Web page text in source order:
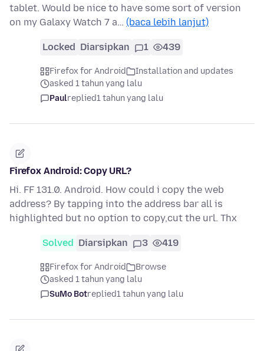
tablet. Would be nice to have some sort of version
on my Galaxy Watch 7 a… (baca lebih lanjut)
Locked Diarsipkan 1 439
Firefox for Android
Installation and updates
asked 1 tahun yang lalu
Paulreplied1 tahun yang lalu
Firefox Android: Copy URL?
Hi. FF 131.0. Android. How could i copy the web
address? By tapping into the address bar all is
highlighted but no option to copy,cut the url. Thx
Solved Diarsipkan 3 419
Firefox for Android
Browse
asked 1 tahun yang lalu
SuMo Botreplied1 tahun yang lalu